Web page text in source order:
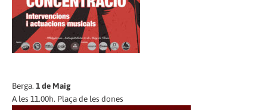
Berga. 1 de Maig
A les 11.00h. Plaça de les dones